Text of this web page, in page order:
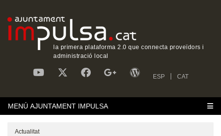
la primera plataforma 2.0 que connecta proveïdors i
administració local
ESP CAT
MENÚ AJUNTAMENT IMPULSA
Actualitat